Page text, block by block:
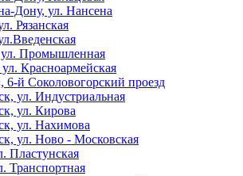
Дону, ул. Нансена
Рязанская
ул. Промышленная
Красноармейская
6-й Соколовогорский проезд
ул. Индустриальная
ул. Кирова
ул. Нахимова
ул. Ново - Московская
Пластунская
Транспортная